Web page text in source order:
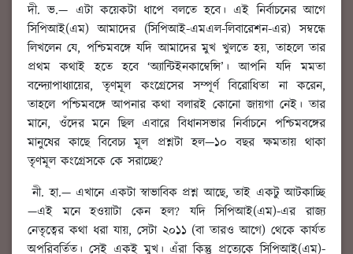
দী. ভ.— এটা কয়েকটা ধাপে বলতে হবে। এই নির্বাচনের আগে
সিপিআই(এম) আমাদের (সিপিআই-এমএল-লিবারেশন-এর) সম্বন্ধে
লিখলেন যে, পশ্চিমবঙ্গে যদি আমাদের মুখ খুলতে হয়, তাহলে তার
প্রথম কথাই হতে হবে ‘অ্যান্টিইনকাম্বেন্সি’। আপনি যদি মমতা
বন্দ্যোপাধ্যায়ের, তৃণমূল কংগ্রেসের সম্পূর্ণ বিরোধিতা না করেন,
তাহলে পশ্চিমবঙ্গে আপনার কথা বলারই কোনো জায়গা নেই। তার
মানে, ওঁদের মনে ছিল এবারে বিধানসভার নির্বাচনে পশ্চিমবঙ্গের
মানুষের কাছে বিবেচ্য মূল প্রশ্নটা হল—১০ বছর ক্ষমতায় থাকা
তৃণমূল কংগ্রেসকে কে সরাচ্ছে?
নী. হা.—এখানে একটা স্বাভাবিক প্রশ্ন আছে, তাই একটু আটকাচ্ছি
—এই মনে হওয়াটা কেন হল? যদি সিপিআই(এম)-এর রাজ্য
নেতৃত্বের কথা ধরা যায়, সেটা ২০১১ (বা তারও আগে) থেকে কার্যত
অপরিবর্তিত। সেই একই মুখ। এঁরা কিন্তু প্রত্যেকে সিপিআই(এম)-